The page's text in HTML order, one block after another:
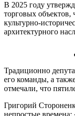
В 2025 году
торговых объектов,
культурно-
архитектурного
Традиционно
его команды, а
отмечали, что
Григорий
непростые